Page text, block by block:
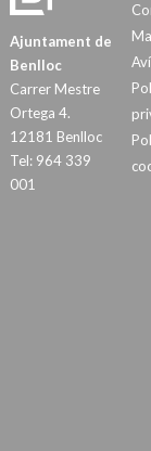
Ajuntament de
Benlloc
Carrer Mestre
Ortega 4.
12181 Benlloc
Tel: 964 339
001